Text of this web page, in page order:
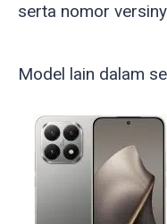
serta nomor
Model lain dalam